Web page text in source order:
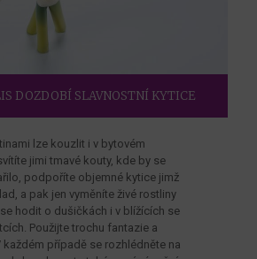
DOZDOBÍ SLAVNOSTNÍ KYTICE
lze kouzlit i v bytovém
jimi tmavé kouty, kde by se
podpoříte objemné kytice jimž
a pak jen vyměníte živé rostliny
hodit o dušičkách i v blížících se
Použijte trochu fantazie a
každém případě se rozhlédněte na